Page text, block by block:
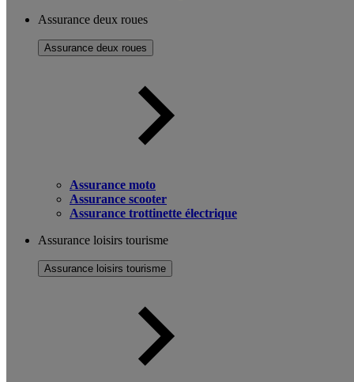
Assurance deux roues
Assurance deux roues
Assurance moto
Assurance scooter
Assurance trottinette électrique
Assurance loisirs tourisme
Assurance loisirs tourisme